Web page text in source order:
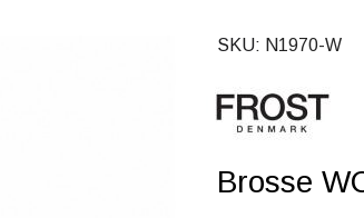
SKU N1970-W
Brosse